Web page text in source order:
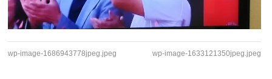
wp-image-1686943778jpeg.jpeg wp-image-1633121350jpeg.jpeg